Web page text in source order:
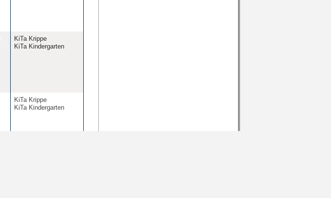
KiTa Krippe
KiTa Kindergarten
KiTa Krippe
KiTa Kindergarten